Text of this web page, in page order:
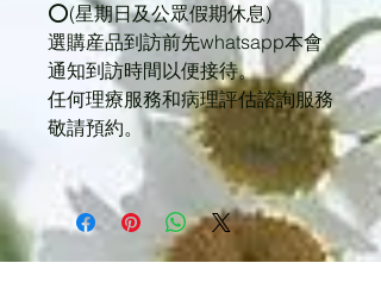
⭕(星期日及公眾假期休息)
選購産品到訪前先whatsapp本會
通知到訪時間以便接待。
任何理療服務和病理評估諮詢服務
敬請預約。